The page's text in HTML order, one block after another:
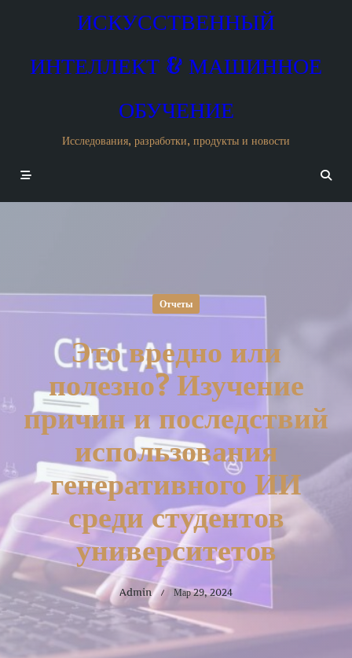
ИСКУССТВЕННЫЙ
ИНТЕЛЛЕКТ & МАШИННОЕ
ОБУЧЕНИЕ
Исследования, разработки, продукты и новости
Отчеты
Это вредно или
полезно? Изучение
причин и последствий
использования
генеративного ИИ
среди студентов
университетов
Admin Мар 29, 2024